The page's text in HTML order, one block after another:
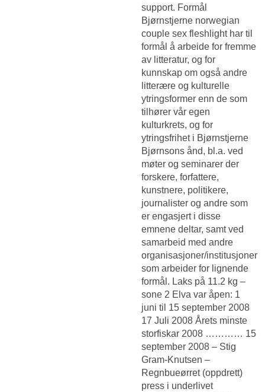
support. Formål
Bjørnstjerne norwegian
couple sex fleshlight har til
formål å arbeide for fremme
av litteratur, og for
kunnskap om også andre
litterære og kulturelle
ytringsformer enn de som
tilhører vår egen
kulturkrets, og for
ytringsfrihet i Bjørnstjerne
Bjørnsons ånd, bl.a. ved
møter og seminarer der
forskere, forfattere,
kunstnere, politikere,
journalister og andre som
er engasjert i disse
emnene deltar, samt ved
samarbeid med andre
organisasjoner/institusjoner
som arbeider for lignende
formål. Laks på 11.2 kg –
sone 2 Elva var åpen: 1
juni til 15 september 2008
17 Juli 2008 Årets minste
storfiskar 2008 ………… 15
september 2008 – Stig
Gram-Knutsen –
Regnbueørret (oppdrett)
press i underlivet